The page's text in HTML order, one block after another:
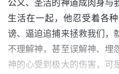
公义、圣洁的神道成肉身与
生活在一起，他忍受着各
谤、逼迫追捕来拯救我们，
不理解神，甚至误解神、埋
神的心受到极大的伤害，可